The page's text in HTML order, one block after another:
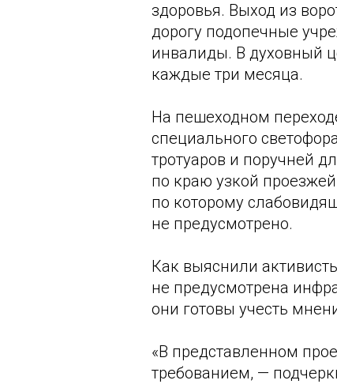
здоровья. Выход из
дорогу подопечные
инвалиды. В духовный
каждые три месяца.
На пешеходном
специального
тротуаров и поручней
по краю узкой
по которому
не предусмотрено.
Как выяснили
не предусмотрена
они готовы учесть
«В представленном
требованием, —